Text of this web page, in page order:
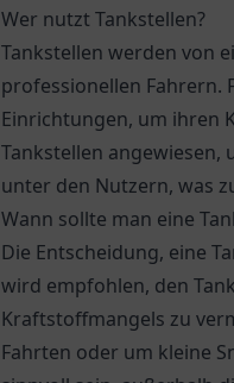
Wer nutzt Tankstellen?
Tankstellen werden von
professionellen Fahrern.
Einrichtungen, um ihren
Tankstellen angewiesen,
unter den Nutzern, was
Wann sollte man eine
Die Entscheidung, eine
wird empfohlen, den
Kraftstoffmangels zu
Fahrten oder um kleine